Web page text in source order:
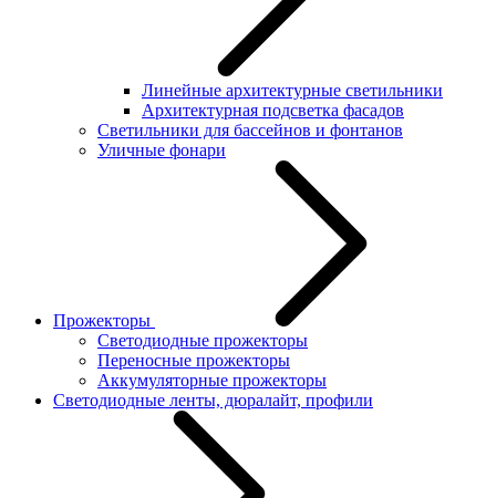
Линейные архитектурные светильники
Архитектурная подсветка фасадов
Светильники для бассейнов и фонтанов
Уличные фонари
Прожекторы
Светодиодные прожекторы
Переносные прожекторы
Аккумуляторные прожекторы
Светодиодные ленты, дюралайт, профили